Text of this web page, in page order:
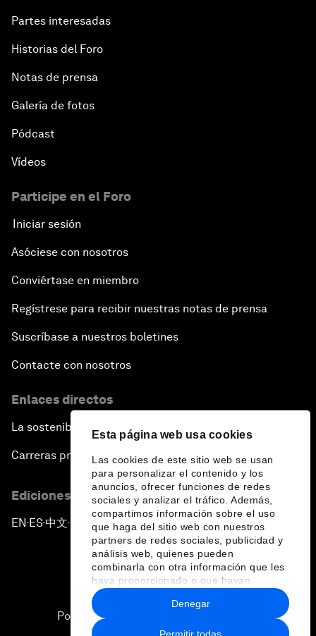
Esta página web usa cookies
Las cookies de este sitio web se usan
para personalizar el contenido y los
anuncios, ofrecer funciones de redes
sociales y analizar el tráfico. Además,
compartimos información sobre el uso
que haga del sitio web con nuestros
partners de redes sociales, publicidad y
análisis web, quienes pueden
combinarla con otra información que les
haya proporcionado o que hayan
recopilado a partir del uso que haya
hecho de sus servicios.
Permitir todas
Denegar
Partes interesadas
Historias del Foro
Notas de prensa
Galería de fotos
Pódcast
Vídeos
Participe en el Foro
Iniciar sesión
Asóciese con nosotros
Conviértase en miembro
Regístrese para recibir nuestras notas de prensa
Suscríbase a nuestros boletines
Contacte con nosotros
Enlaces directos
La sostenibilidad en el Foro
Carreras profesionales
Ediciones en otros idiomas
EN ▪ES▪中文▪ 日本語
Política de privacidad y normas de uso